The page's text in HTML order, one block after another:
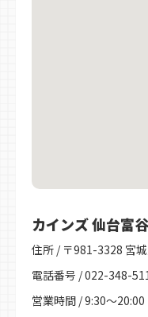
カインズ 仙台富
住所 / 〒981-3328 宮
電話番号 / 022-348-
営業時間 / 9:30～20:00